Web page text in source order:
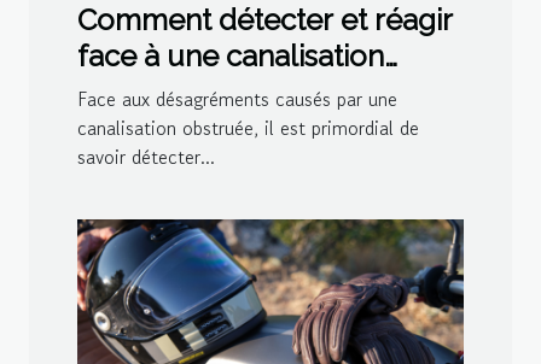
Comment détecter et réagir
face à une canalisation
bouchée
Face aux désagréments causés par une
canalisation obstruée, il est primordial de
savoir détecter...